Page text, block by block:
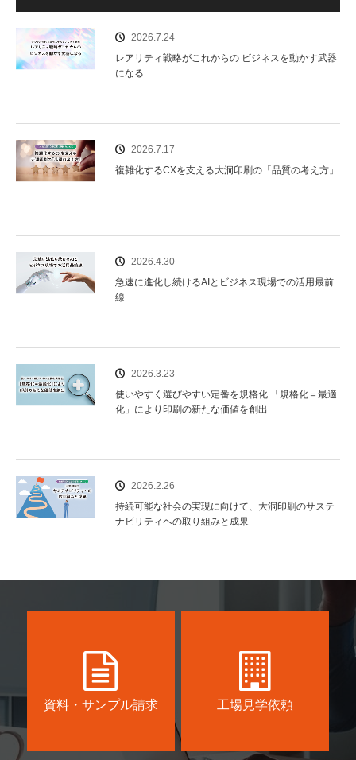
o
k
2026.7.24
レアリティ戦略がこれからの ビジネスを動かす武器
になる
2026.7.17
複雑化するCXを支える大洞印刷の「品質の考え方」
2026.4.30
急速に進化し続けるAIとビジネス現場での活用最前
線
2026.3.23
使いやすく選びやすい定番を規格化 「規格化＝最適
化」により印刷の新たな価値を創出
2026.2.26
持続可能な社会の実現に向けて、大洞印刷のサステ
ナビリティヘの取り組みと成果
資料・サンプル請求 工場見学依頼